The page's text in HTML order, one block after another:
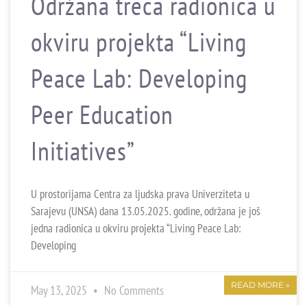
okviru projekta “Living
Peace Lab: Developing
Peer Education
Initiatives”
U prostorijama Centra za ljudska prava Univerziteta u
Sarajevu (UNSA) dana 13.05.2025. godine, održana je još
jedna radionica u okviru projekta “Living Peace Lab:
Developing
READ MORE »
May 13, 2025 No Comments